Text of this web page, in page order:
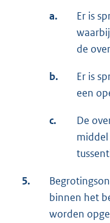
a.
Er is
de
b.
Er is
een
c.
De
middel
5.
binnen het
worden